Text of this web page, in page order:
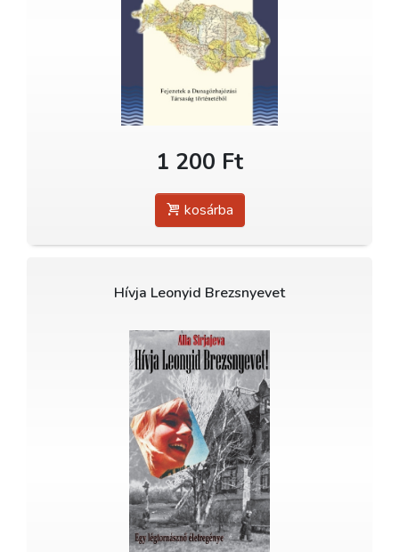
1 200 Ft
kosárba
Hívja Leonyid Brezsnyevet